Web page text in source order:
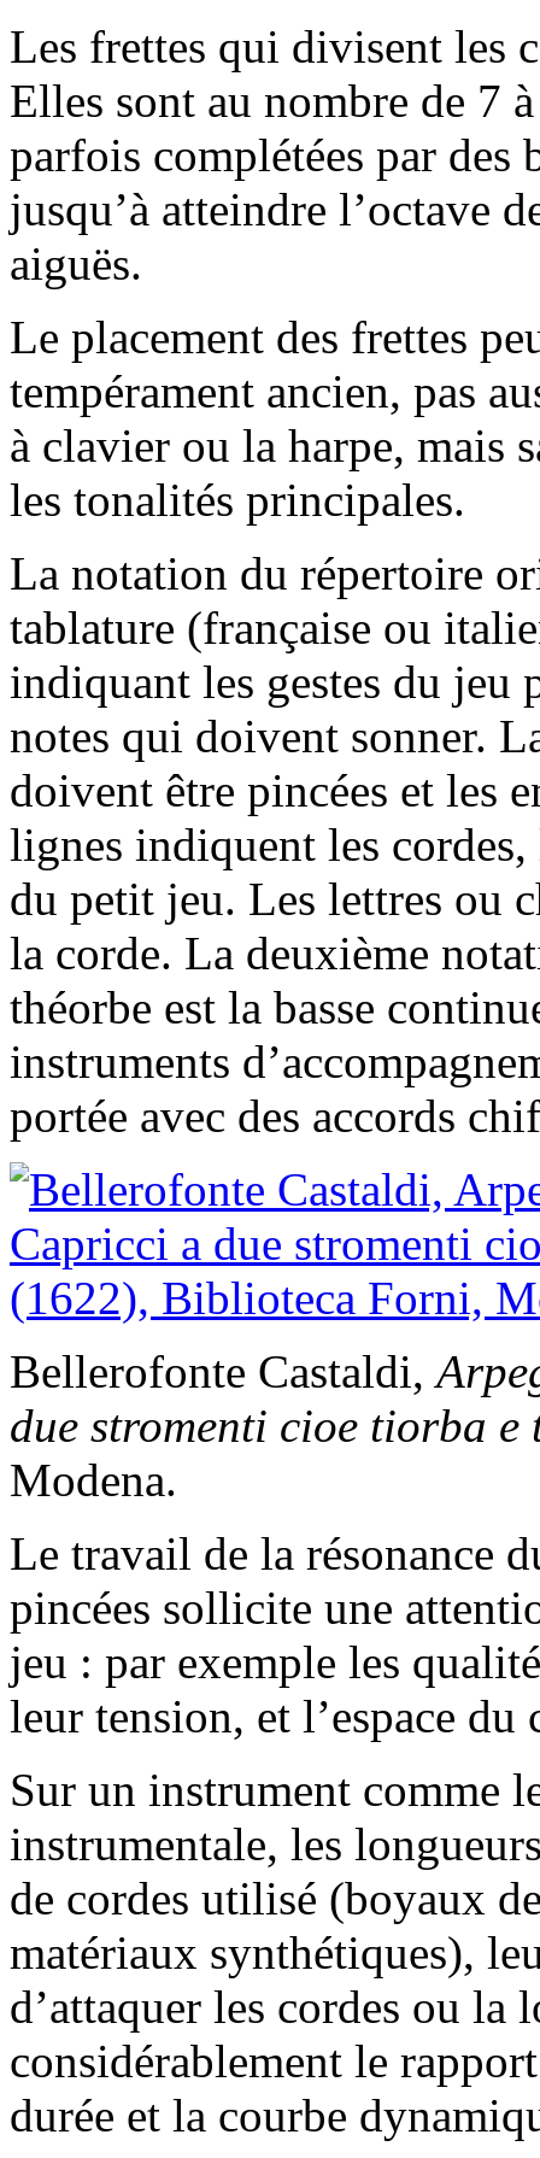
Les frettes qui divisent les
Elles sont au nombre de 7
parfois complétées par des
jusqu’à atteindre l’octave
aiguës.
Le placement des frettes
tempérament ancien, pas
à clavier ou la harpe, mais
les tonalités principales.
La notation du répertoire
tablature (française ou
indiquant les gestes du jeu
notes qui doivent sonner.
doivent être pincées et les
lignes indiquent les
du petit jeu. Les lettres ou
la corde. La deuxième
théorbe est la basse
instruments
portée avec des accords
Bellerofonte Castaldi,
due stromenti cioe tiorba
Modena.
Le travail de la résonance
pincées sollicite une
jeu : par exemple les
leur tension, et l’espace du
Sur un instrument comme
instrumentale, les
de cordes utilisé (boyaux
matériaux synthétiques),
d’attaquer les cordes ou
considérablement le
durée et la courbe